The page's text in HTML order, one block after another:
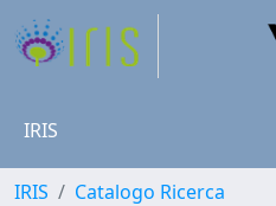
IRIS
IRIS
Catalogo Ricerca